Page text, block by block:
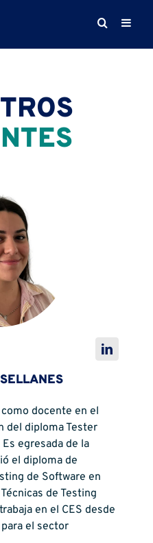
docente en el
del diploma Tester
egresada de la
el diploma de
de Software en
de Testing
en el CES desde
el sector